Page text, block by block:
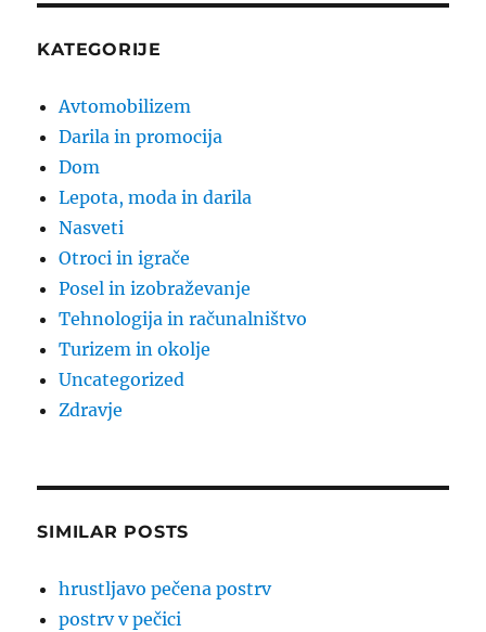
KATEGORIJE
Avtomobilizem
Darila in promocija
Dom
Lepota, moda in darila
Nasveti
Otroci in igrače
Posel in izobraževanje
Tehnologija in računalništvo
Turizem in okolje
Uncategorized
Zdravje
SIMILAR POSTS
hrustljavo pečena postrv
postrv v pečici